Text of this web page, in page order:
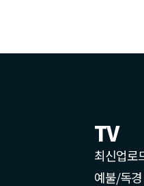
TV
최신업로
예불/독경